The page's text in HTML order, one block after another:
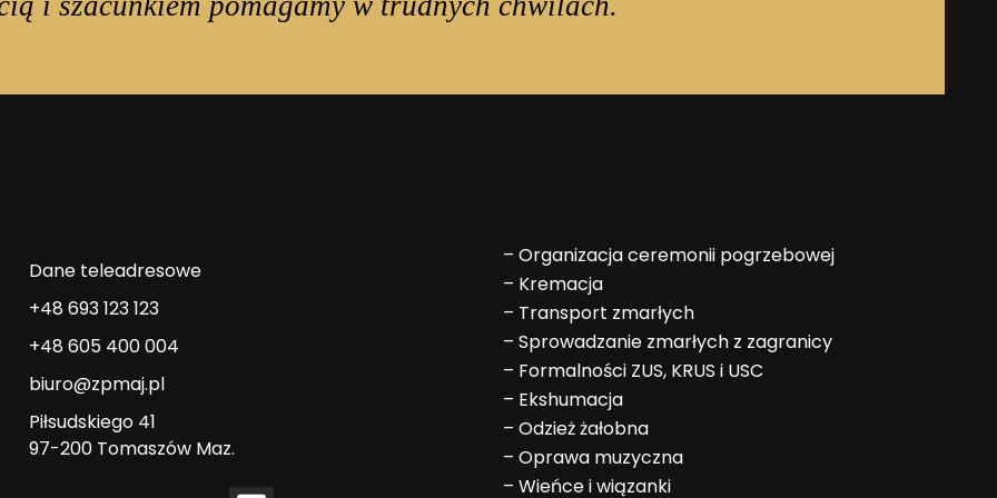
Dane teleadresowe
+48 693 123 123
+48 605 400 004
biuro@zpmaj.pl
Piłsudskiego 41
97-200 Tomaszów Maz.
–Organizacja ceremonii pogrzebowej
– Kremacja
– Transport zmarłych
–Sprowadzanie zmarłych z zagranicy
– Formalności ZUS, KRUS i USC
– Ekshumacja
–Odzież żałobna
–Oprawa muzyczna
–Wieńce i wiązanki